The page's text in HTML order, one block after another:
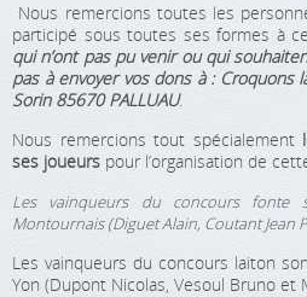
Nous remercions toutes les
participé sous toutes ses formes à
qui n’ont pas pu venir ou qui
pas à envoyer vos dons à : Croquons
Sorin 85670 PALLUAU.
Nous remercions tout spécialement
ses joueurs pour l’organisation de
Les vainqueurs du concours
Montournais (Diguet Alain, Coutant Jean
Les vainqueurs du concours laiton
Yon (Dupont Nicolas, Vesoul Bruno et